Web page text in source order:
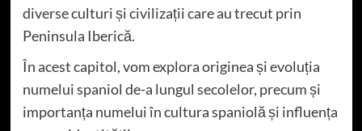
diverse culturi și civilizații care au trecut prin
Peninsula Iberică.
În acest capitol, vom explora originea și evoluția
numelui spaniol de-a lungul secolelor, precum și
importanța numelui în cultura spaniolă și influența